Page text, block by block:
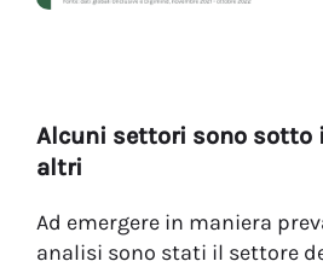
Alcuni settori sono
altri
Ad emergere in maniera
analisi sono stati il settore